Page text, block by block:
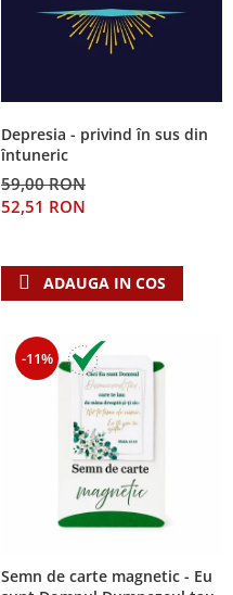
Depresia - privind în sus din
întuneric
59,00 RON
52,51 RON
ADAUGA IN COS
-11%
Semn de carte magnetic - Eu